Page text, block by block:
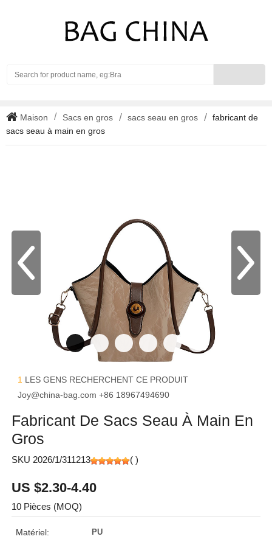
Maison Sacs en gros sacs seau en gros
fabricant de
sacs seau à main en gros
1 LES GENS RECHERCHENT CE PRODUIT
Joy@china-bag.com +86 18967494690
Fabricant De Sacs Seau À Main En
Gros
SKU 2026/1/311213 ( )
US $2.30-4.40
10 Pièces (MOQ)
Matériel: PU